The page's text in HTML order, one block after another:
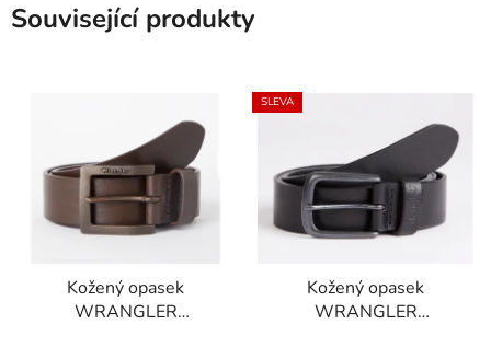
Související produkty
Kožený opasek
WRANGLER
SLEVA
Kožený opasek
WRANGLER